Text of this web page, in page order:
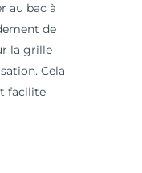
au bac à
de
la grille
Cela
facilite